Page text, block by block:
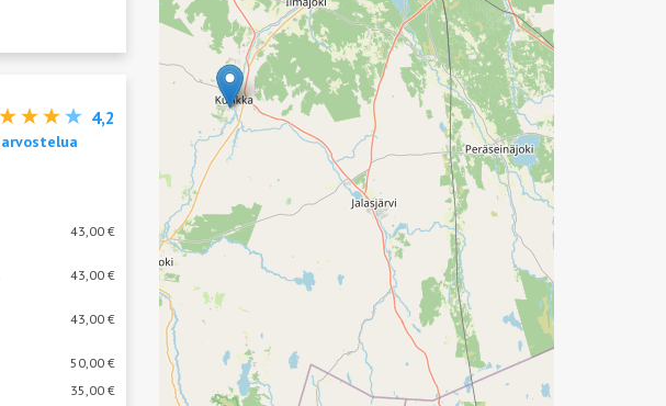
4,2
arvostelua
43,00 €
43,00 €
43,00 €
50,00 €
35,00 €